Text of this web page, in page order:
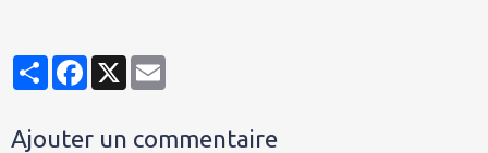
PartagerFacebook
X
Ajouter un commentaire